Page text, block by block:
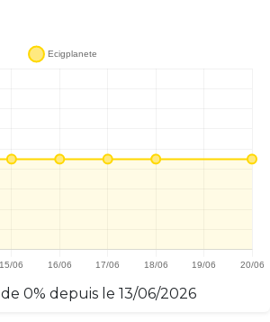
de 0% depuis le 13/06/2026